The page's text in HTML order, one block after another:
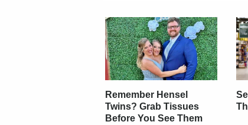
Remember Hensel
Twins? Grab Tissues
Before You See Them